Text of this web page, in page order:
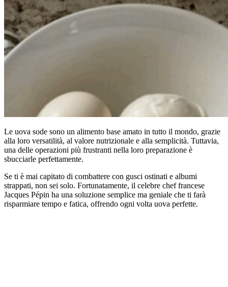
Le uova sode sono un alimento base amato in tutto il mondo, grazie
alla loro versatilità, al valore nutrizionale e alla semplicità. Tuttavia,
una delle operazioni più frustranti nella loro preparazione è
sbucciarle perfettamente.
Se ti è mai capitato di combattere con gusci ostinati e albumi
strappati, non sei solo. Fortunatamente, il celebre chef francese
Jacques Pépin ha una soluzione semplice ma geniale che ti farà
risparmiare tempo e fatica, offrendo ogni volta uova perfette.